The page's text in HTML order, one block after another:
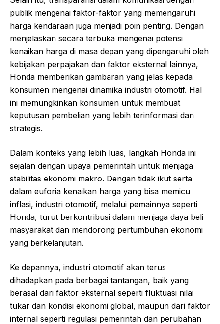
publik mengenai faktor-faktor yang memengaruhi
harga kendaraan juga menjadi poin penting. Dengan
menjelaskan secara terbuka mengenai potensi
kenaikan harga di masa depan yang dipengaruhi oleh
kebijakan perpajakan dan faktor eksternal lainnya,
Honda memberikan gambaran yang jelas kepada
konsumen mengenai dinamika industri otomotif. Hal
ini memungkinkan konsumen untuk membuat
keputusan pembelian yang lebih terinformasi dan
strategis.
Dalam konteks yang lebih luas, langkah Honda ini
sejalan dengan upaya pemerintah untuk menjaga
stabilitas ekonomi makro. Dengan tidak ikut serta
dalam euforia kenaikan harga yang bisa memicu
inflasi, industri otomotif, melalui pemainnya seperti
Honda, turut berkontribusi dalam menjaga daya beli
masyarakat dan mendorong pertumbuhan ekonomi
yang berkelanjutan.
Ke depannya, industri otomotif akan terus
dihadapkan pada berbagai tantangan, baik yang
berasal dari faktor eksternal seperti fluktuasi nilai
tukar dan kondisi ekonomi global, maupun dari faktor
internal seperti regulasi pemerintah dan perubahan